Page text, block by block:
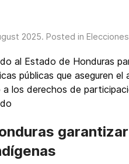
2025. Posted in
al Estado de Honduras
públicas que aseguren
a los derechos de